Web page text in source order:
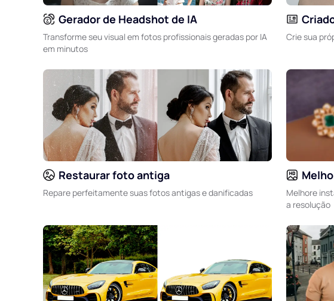
Gerador de Headshot de IA
Transforme seu visual em fotos profissionais geradas por IA
em minutos
Crie sua
Restaurar foto antiga
Repare perfeitamente suas fotos antigas e danificadas
Melhore
a resolução